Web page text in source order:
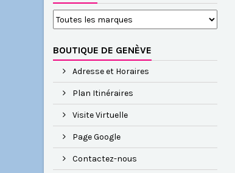
BOUTIQUE DE GENÈVE
Adresse et Horaires
Plan Itinéraires
Visite Virtuelle
Page Google
Contactez-nous